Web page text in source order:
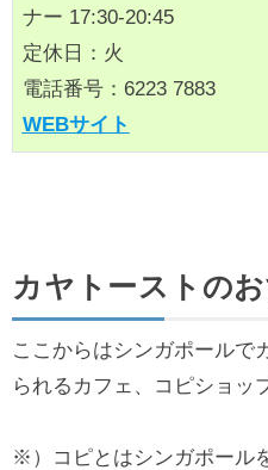
ナー 17:30‐20:45
定休日：火
電話番号：6223 7883
WEBサイト
カヤトーストの
ここからはシンガポールで
られるカフェ、コピショッ
※）コピとはシンガポール